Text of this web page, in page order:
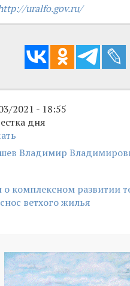
uralfo.gov.ru/
2021 - 18:55
дня
Владимир
о комплексном развитии
снос ветхого жилья